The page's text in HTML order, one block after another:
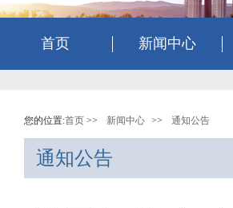
首页 新闻中心
您的位置:首页 >> 新闻中心 >> 通知公告
通知公告